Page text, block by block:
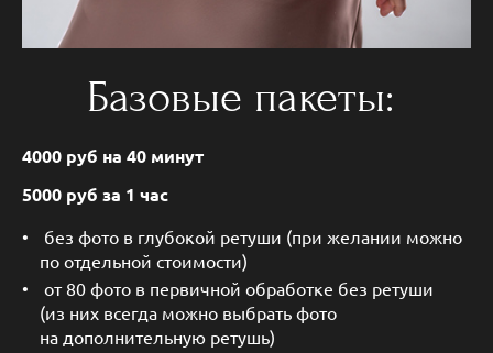
Базовые пакеты:
4000 руб на 40 минут
5000 руб за 1 час
без фото в глубокой ретуши (при желании можно
по отдельной стоимости)
от 80 фото в первичной обработке без ретуши
(из них всегда можно выбрать фото
на дополнительную ретушь)